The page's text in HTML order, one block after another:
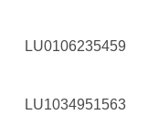
LU0106235459
LU1034951563